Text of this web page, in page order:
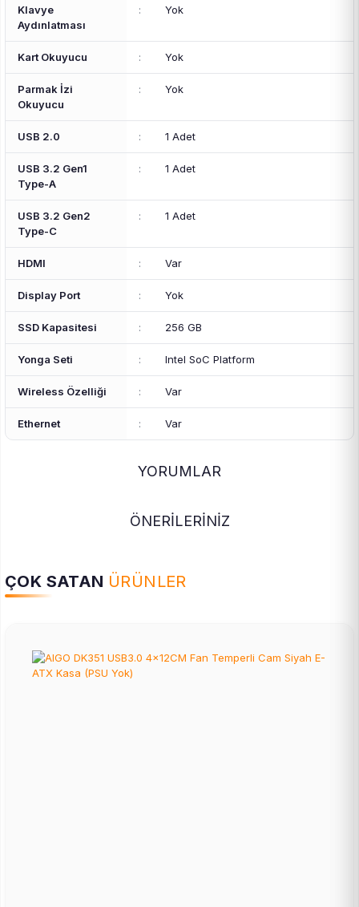
Klavye
Aydınlatması
: Yok
Kart Okuyucu : Yok
Parmak İzi
Okuyucu
: Yok
USB 2.0 : 1 Adet
USB 3.2 Gen1
Type-A
: 1 Adet
USB 3.2 Gen2
Type-C
: 1 Adet
HDMI : Var
Display Port : Yok
SSD Kapasitesi : 256 GB
Yonga Seti : Intel SoC Platform
Wireless Özelliği : Var
Ethernet : Var
YORUMLAR
ÖNERİLERİNİZ
ÇOK SATAN ÜRÜNLER